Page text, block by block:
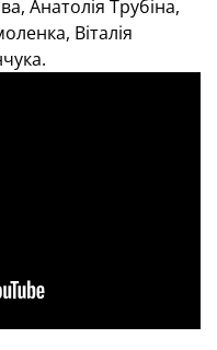
Анатолія Трубіна,
Віталія